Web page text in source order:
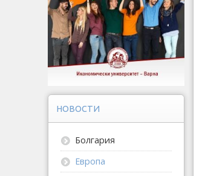
НОВОСТИ
Болгария
Европа